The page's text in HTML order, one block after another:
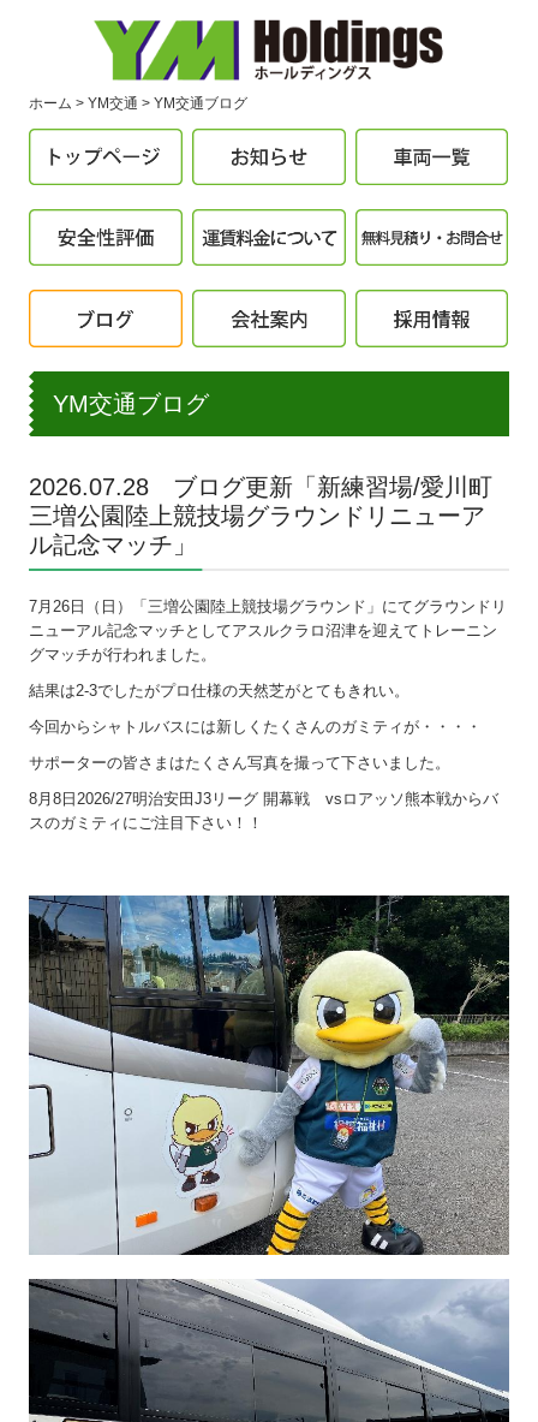
ホーム YM交通 YM交通ブログ
YM交通ブログ
2026.07.28 ブログ更新「新練習場/愛川町
三増公園陸上競技場グラウンドリニューア
ル記念マッチ 」
7月26日（日）「三増公園陸上競技場グラウンド」にてグラウンドリ
ニューアル記念マッチとしてアスルクラロ沼津を迎えてトレーニン
グマッチが行われました。
結果は2-3でしたがプロ仕様の天然芝がとてもきれい。
今回からシャトルバスには新しくたくさんのガミティが・・・・
サポーターの皆さまはたくさん写真を撮って下さいました。
8月8日2026/27明治安田J3リーグ 開幕戦 vsロアッソ熊本戦からバ
スのガミティにご注目下さい！！